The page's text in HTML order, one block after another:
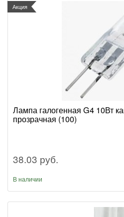
Акция
Лампа галогенная G4 10Вт
прозрачная (100)
38.03 руб.
В наличии